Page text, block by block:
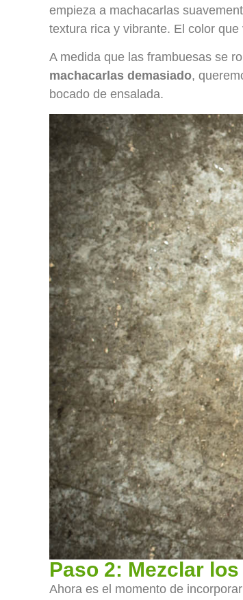
empieza a machacarlas
textura rica y vibrante. El color
A medida que las frambuesas se
machacarlas demasiado,
bocado de ensalada.
Paso 2: Mezclar
Ahora es el momento de